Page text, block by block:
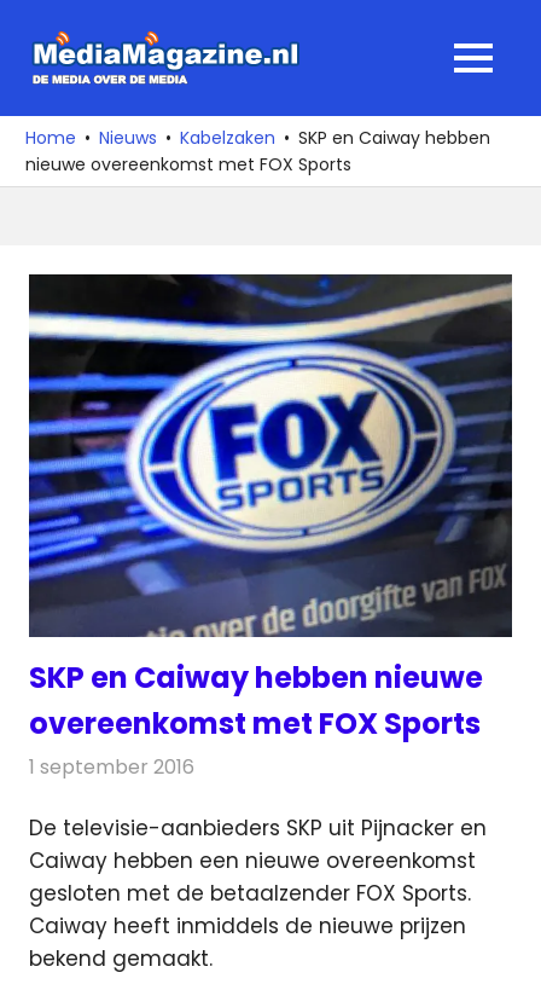
naar
media
over
de
MENU
Home Nieuws Kabelzaken
SKP en Caiway hebben
nieuwe overeenkomst met FOX Sports
SKP en Caiway hebben nieuwe
overeenkomst met FOX Sports
1 september 2016
De televisie-aanbieders SKP uit Pijnacker en
Caiway hebben een nieuwe overeenkomst
gesloten met de betaalzender FOX Sports.
Caiway heeft inmiddels de nieuwe prijzen
bekend gemaakt.